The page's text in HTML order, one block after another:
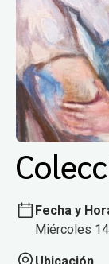
Fecha y
Miércoles
Ubicación